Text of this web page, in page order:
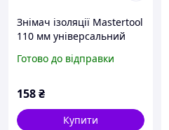
Знімач ізоляції Mastertool
110 мм універсальний
Готово до відправки
158₴
Купити